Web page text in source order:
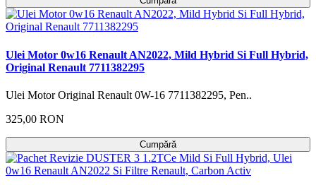
Ulei Motor 0w16 Renault AN2022, Mild Hybrid Si Full Hybrid,
Original Renault 7711382295
Ulei Motor Original Renault 0W-16 7711382295, Pen..
325,00 RON
Cumpără